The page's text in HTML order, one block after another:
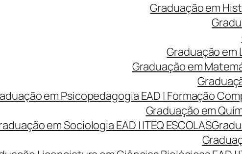
Graduação em
Graduação em
Graduação em
em Psicopedagogia EAD | Formação
Graduação em
em Sociologia EAD | ITEQ ESCOLAS